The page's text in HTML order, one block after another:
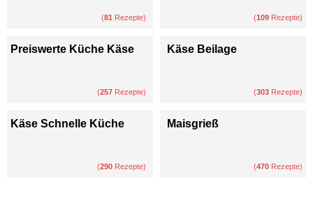
(81 Rezepte) (109 Rezepte)
Preiswerte Küche Käse
(257 Rezepte)
Käse Beilage
(303 Rezepte)
Käse Schnelle Küche
(290 Rezepte)
Maisgrieß
(470 Rezepte)